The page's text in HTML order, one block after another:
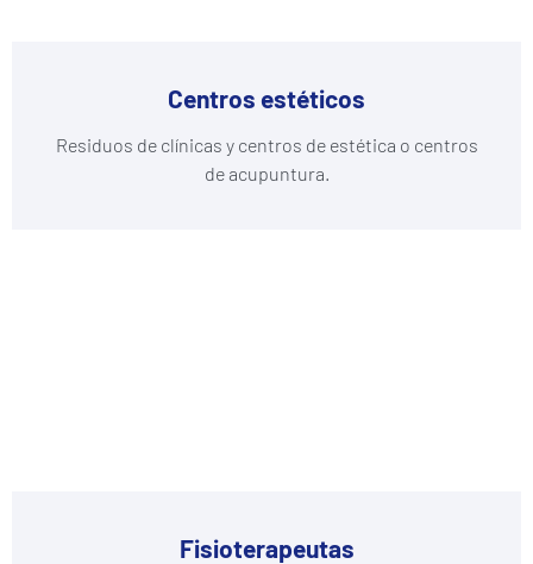
Centros estéticos
Residuos de clínicas y centros de estética o centros
de acupuntura.
Fisioterapeutas